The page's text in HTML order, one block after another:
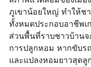
ภูเขาน้อยใหญ่ ทำให้ช
ทั้งหมดประกอบอาชีพเ
ส่วนพื้นที่ราบชาวบ้าน
การปลูกหอม หากขับร
และแปลงหอมยาวสุด